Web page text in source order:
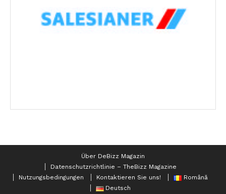
Über DeBizz Magazin
Datenschutzrichtlinie – TheBizz Magazine
Nutzungsbedingungen
Kontaktieren Sie uns!
Română
Deutsch